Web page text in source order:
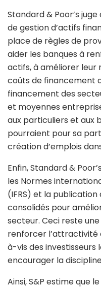
Standard & Poor’s
de gestion d’actifs
place de règles de
aider les banques à
actifs, à améliorer leur
coûts de financement
financement des
et moyennes
aux particuliers et aux
pourraient pour sa
création d’emplois
Enfin, Standard &
les Normes
(IFRS) et la
consolidés pour
secteur. Ceci reste
renforcer l’attractivité
à-vis des
encourager la
Ainsi, S&P estime que